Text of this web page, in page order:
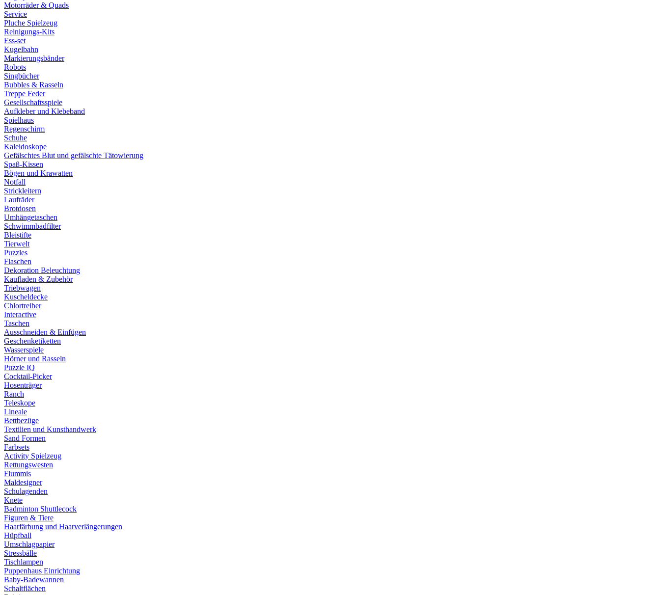
Motorräder & Quads
Service
Pluche Spielzeug
Reinigungs-Kits
Ess-set
Kugelbahn
Markierungsbänder
Robots
Singbücher
Bubbles & Rasseln
Treppe Feder
Gesellschaftsspiele
Aufkleber und Klebeband
Spielhaus
Regenschirm
Schuhe
Kaleidoskope
Gefälschtes Blut und gefälschte Tätowierung
Spaß-Kissen
Bögen und Krawatten
Notfall
Strickleitern
Laufräder
Brotdosen
Umhängetaschen
Schwimmbadfilter
Bleistifte
Tierwelt
Puzzles
Flaschen
Dekoration Beleuchtung
Kaufladen & Zubehör
Triebwagen
Kuscheldecke
Chlortreiber
Interactive
Taschen
Ausschneiden & Einfügen
Geschenketiketten
Wasserspiele
Hörner und Rasseln
Puzzle IQ
Cocktail-Picker
Hosenträger
Ranch
Teleskope
Lineale
Bettbezüge
Textilien und Kunsthandwerk
Sand Formen
Farbsets
Activity Spielzeug
Rettungswesten
Flummis
Maldesigner
Schulagenden
Knete
Badminton Shuttlecock
Figuren & Tiere
Haarfärbung und Haarverlängerungen
Hüpfball
Umschlagpapier
Stressbälle
Tischlampen
Puppenhaus Einrichtung
Baby-Badewannen
Schaltflächen